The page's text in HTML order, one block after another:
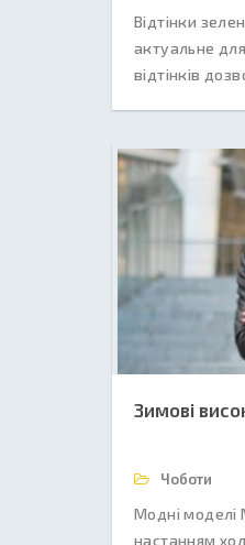
Відтінки
актуальне
відтінків
Зимові
Чоботи
Модні моделі
настанням